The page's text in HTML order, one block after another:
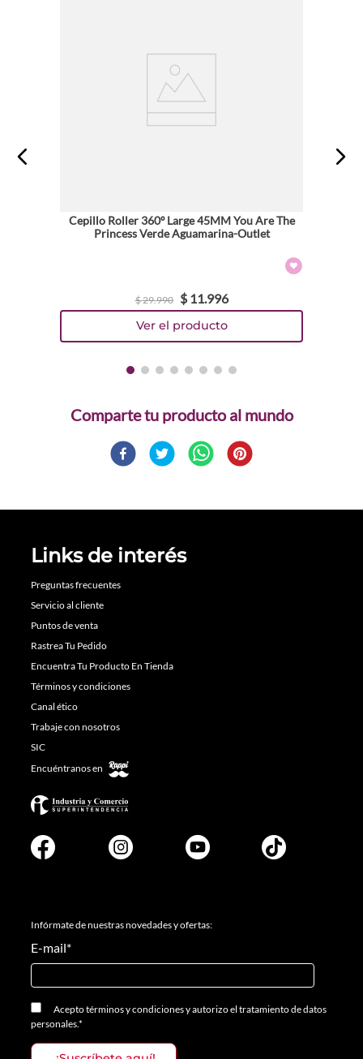
Cepillo Roller 360º Large 45MM You Are The
Princess Verde Aguamarina-Outlet
$29.990 $ 11.996
Comparte
Links de interés
Preguntas frecuentes
Servicio al cliente
Puntos de venta
Rastrea Tu Pedido
Encuentra Tu Producto En Tienda
Términos y condiciones
Canal ético
Trabaje con nosotros
SIC
Encuéntranos en
Infórmate de nuestras novedades y ofertas:
E-mail*
Aceptotérminos y condicionesyautorizo el tratamiento de datos
personales.*